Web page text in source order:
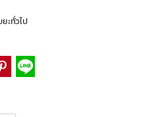
ะทั่วไป